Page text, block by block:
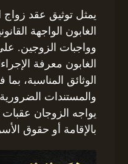
يمثل توثيق عقد زواج
الغابون الواجهة
وواجبات الزوجين.
الغابون معرفة
الوثائق المناسبة،
والمستندات
يواجه الزوجان
بالإقامة أو حقوق